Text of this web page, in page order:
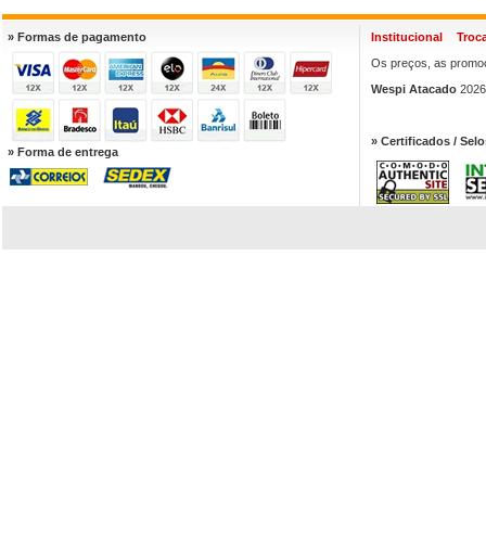
» Formas de pagamento
» Forma de entrega
Institucional
Os preços, as
Wespi Atacado
» Certificados /